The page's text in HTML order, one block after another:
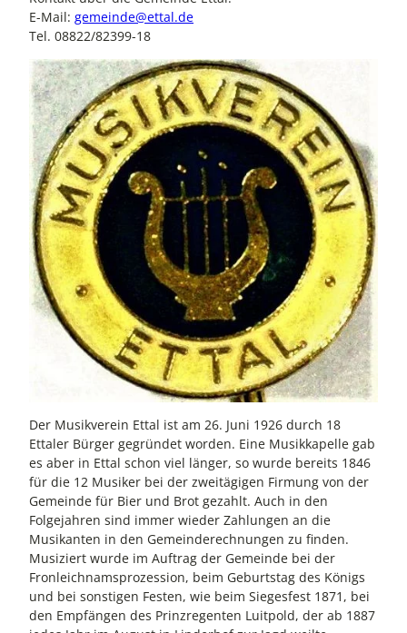
E-Mail: gemeinde@ettal.de
Tel. 08822/82399-18
Der Musikverein Ettal ist am 26. Juni 1926 durch 18
Ettaler Bürger gegründet worden. Eine Musikkapelle gab
es aber in Ettal schon viel länger, so wurde bereits 1846
für die 12 Musiker bei der zweitägigen Firmung von der
Gemeinde für Bier und Brot gezahlt. Auch in den
Folgejahren sind immer wieder Zahlungen an die
Musikanten in den Gemeinderechnungen zu finden.
Musiziert wurde im Auftrag der Gemeinde bei der
Fronleichnamsprozession, beim Geburtstag des Königs
und bei sonstigen Festen, wie beim Siegesfest 1871, bei
den Empfängen des Prinzregenten Luitpold, der ab 1887